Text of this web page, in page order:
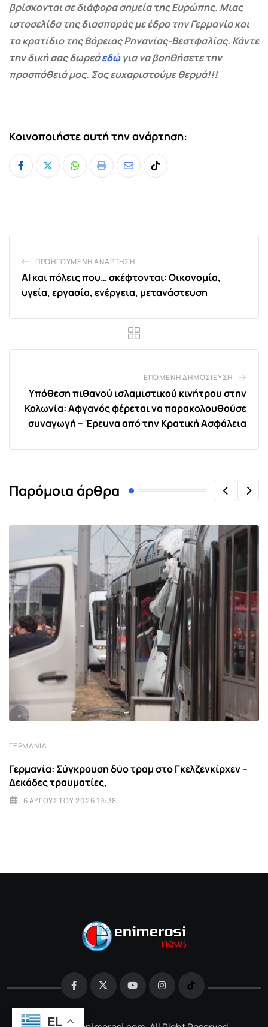
βρίσκονται σε διάφορα σημεία της Ευρώπης. Μιας
ιστοσελίδα της διασποράς με έδρα την Γερμανία και
το κρατίδιο της Βόρειας Ρηνανίας-Βεστφαλίας. Κάντε
την δική σας δωρεάεδώγια να βοηθήσετε την
προσπάθειά μας. Σας ευχαριστούμε θερμά!!!
Κοινοποιήστε αυτή την ανάρτηση:
Whatsapp
Print
ShareTiktok
ΠΡΟΗΓΟΎΜΕΝΗ ΑΝΆΡΤΗΣΗ
ΑΙ και πόλεις που… σκέφτονται: Οικονομία,
υγεία, εργασία, ενέργεια, μετανάστευση
ΕΠΌΜΕΝΗ ΔΗΜΟΣΊΕΥΣΗ
Υπόθεση πιθανού ισλαμιστικού κινήτρου στην
Κολωνία: Αφγανός φέρεται να παρακολουθούσε
συναγωγή – Έρευνα από την Κρατική Ασφάλεια
Παρόμοια άρθρα
ΓΕΡΜΑΝΊΑ
Γερμανία: Σύγκρουση δύο τραμ στο Γκελζενκίρχεν –
Δεκάδες τραυματίες,
6 ΑΥΓΟΎΣΤΟΥ 2026 19:38
EL